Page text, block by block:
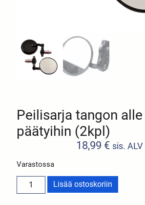
Peilisarja tangon
päätyihin (2kpl)
18,99 € sis. ALV
Varastossa
Lisää ostoskoriin